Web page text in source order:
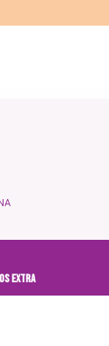
extra